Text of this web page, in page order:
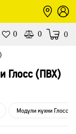
0 0 0
Глосс (ПВХ)
Модули кухни Глосс